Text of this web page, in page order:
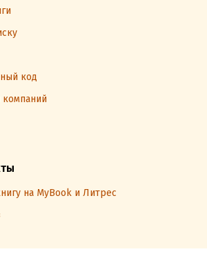
код
компаний
на MyBook и Литрес